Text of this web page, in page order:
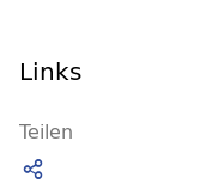
Links
Teilen